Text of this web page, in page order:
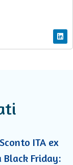
ITA ex
Friday: